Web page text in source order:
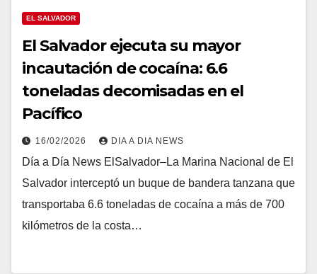
EL SALVADOR
El Salvador ejecuta su mayor
incautación de cocaína: 6.6
toneladas decomisadas en el
Pacífico
16/02/2026 DIA A DIA NEWS
Día a Día News ElSalvador–La Marina Nacional de El
Salvador interceptó un buque de bandera tanzana que
transportaba 6.6 toneladas de cocaína a más de 700
kilómetros de la costa…